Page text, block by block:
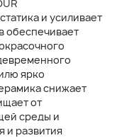
и усиливает
обеспечивает
ярко
снижает
от
среды и
и развития